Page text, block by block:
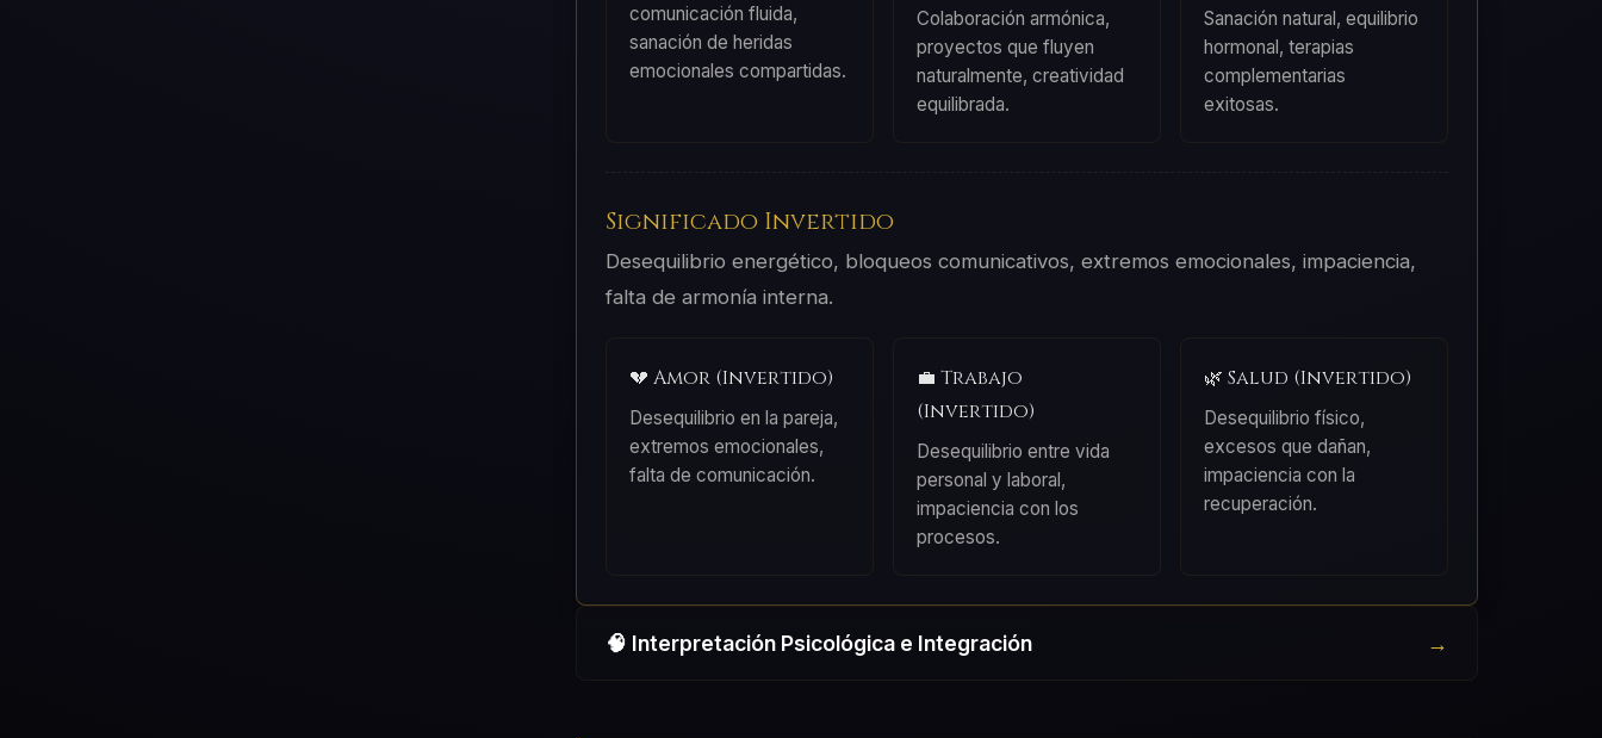
comunicación fluida,
sanación de heridas
emocionales compartidas.
Colaboración armónica,
proyectos que fluyen
naturalmente, creatividad
equilibrada.
Sanación natural, equilibrio
hormonal, terapias
complementarias
exitosas.
Significado Invertido
Desequilibrio energético, bloqueos comunicativos, extremos emocionales, impaciencia,
falta de armonía interna.
💔 Amor (Invertido)
Desequilibrio en la pareja,
extremos emocionales,
falta de comunicación.
💼 Trabajo
(Invertido)
Desequilibrio entre vida
personal y laboral,
impaciencia con los
procesos.
🌿 Salud (Invertido)
Desequilibrio físico,
excesos que dañan,
impaciencia con la
recuperación.
🧠 Interpretación Psicológica e Integración